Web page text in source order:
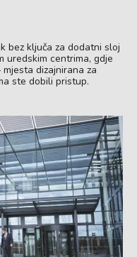
bez ključa za dodatni sloj
uredskim centrima, gdje
dizajnirana za
ste dobili pristup.